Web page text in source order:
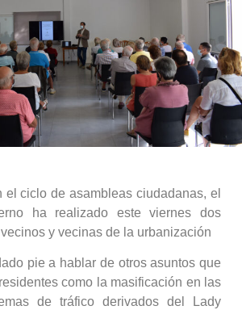
el ciclo de asambleas ciudadanas, el
ha realizado este viernes dos
y vecinas de la urbanización
pie a hablar de otros asuntos que
como la masificación en las
de tráfico derivados del Lady